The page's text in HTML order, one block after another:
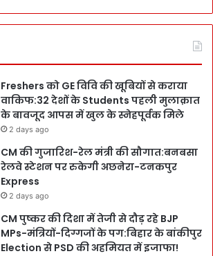
Freshers को GE विवि की खूबियों से कराया
वाकिफ:32 देशों के Students पहली मुलाक़ात
के बावजूद आपस में खुल के स्नेहपूर्वक मिले
2 days ago
CM की गुजारिश-रेल मंत्री की सौगात:बनबसा
रेलवे स्टेशन पर रुकेगी अछनेरा-टनकपुर
Express
2 days ago
CM पुष्कर की दिशा में तेजी से दौड़ रहे BJP
MPs-मंत्रियों-दिग्गजों के पग:बिहार के बांकीपुर
Election से PSD की अहमियत में इजाफा!